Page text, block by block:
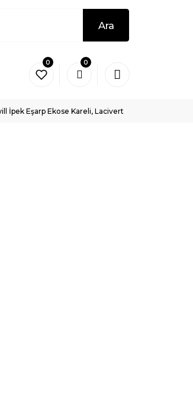
Ara
0 0
İpek Eşarp Ekose Kareli, Lacivert